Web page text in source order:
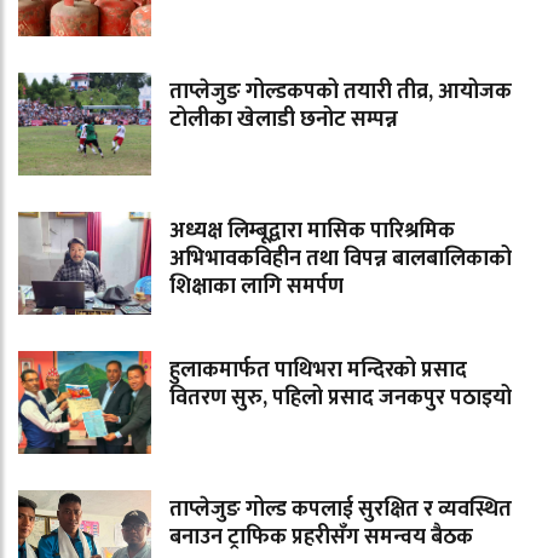
ताप्लेजुङ गोल्डकपको तयारी तीव्र, आयोजक
टोलीका खेलाडी छनोट सम्पन्न
अध्यक्ष लिम्बूद्वारा मासिक पारिश्रमिक
अभिभावकविहीन तथा विपन्न बालबालिकाको
शिक्षाका लागि समर्पण
हुलाकमार्फत पाथिभरा मन्दिरको प्रसाद
वितरण सुरु, पहिलो प्रसाद जनकपुर पठाइयो
ताप्लेजुङ गोल्ड कपलाई सुरक्षित र व्यवस्थित
बनाउन ट्राफिक प्रहरीसँग समन्वय बैठक